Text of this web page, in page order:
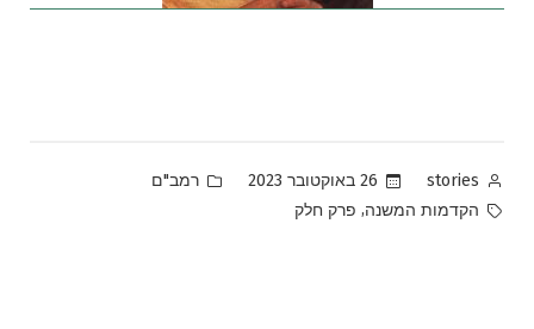
Posted
by
stories 26 באוקטובר 2023
Posted
רמב"ם
Tags:
הקדמות המשנה, פרק חלק